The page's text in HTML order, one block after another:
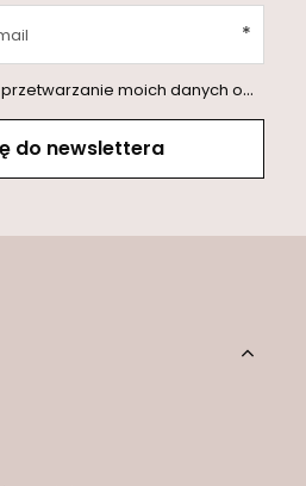
e-mail) na potrzeby wysyłki newslettera z informacją handlową (marketing). Więcej w
do newslettera